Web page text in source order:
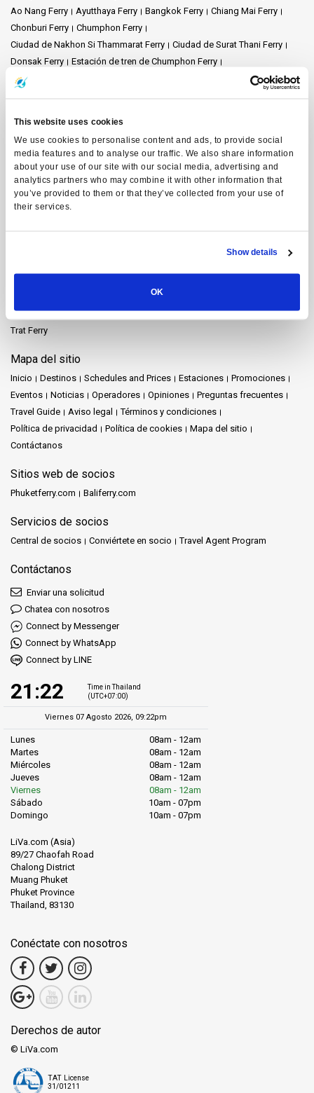
This website uses cookies
We use cookies to personalise content and ads, to provide social
media features and to analyse our traffic. We also share information
about your use of our site with our social media, advertising and
analytics partners who may combine it with other information that
you’ve provided to them or that they’ve collected from your use of
their services.
Show details
OK
Ao Nang Ferry
Ayutthaya Ferry Bangkok Ferry
Chiang Mai Ferry
Chonburi Ferry
Chumphon Ferry
Ciudad de Nakhon Si Thammarat Ferry
Ciudad de Surat Thani Ferry
Donsak Ferry
Estación de tren de Chumphon Ferry
Estación de tren de Surat Thani Ferry
Hua Hin Ferry
Koh Lanta Ferry
Koh Laoliang Ferry
Koh Libong Ferry
Koh Lipe Ferry
Koh Mak Ferry Koh Mook Ferry
Koh Nang Yuan Ferry
Koh Ngai Ferry
Koh Phi Phi Ferry Koh Pu Ferry
Koh Samet Ferry
Koh Tarutao Ferry
Koh Yao Noi Ferry Koh Yao Yai Ferry
Krabi Ferry
Lampang Ferry
Siem Reap Ferry
Surat Thani Ferry
Surat Thani Aeropuerto Ferry Tak Ferry
Trang Ferry
Trat Ferry
Mapa del sitio
Inicio Destinos Schedules and Prices Estaciones
Promociones
Eventos
Noticias Operadores Opiniones
Preguntas frecuentes
Travel Guide
Aviso legal
Términos y condiciones
Política de privacidad
Política de cookies
Mapa del sitio
Contáctanos
Sitios web de socios
Phuketferry.com Baliferry.com
Servicios de socios
Central de socios Conviértete en socio Travel Agent Program
Contáctanos
Enviar una solicitud
Chatea con nosotros
Connect by Messenger
Connect by WhatsApp
Connect by LINE
21:22
Time in Thailand
(UTC+07:00)
Viernes 07 Agosto 2026, 09:22pm
Lunes
08am - 12am
Martes
08am - 12am
Miércoles
08am - 12am
Jueves
08am - 12am
Viernes
08am - 12am
Sábado
10am - 07pm
Domingo
10am - 07pm
LiVa.com (Asia)
89/27 Chaofah Road
Chalong District
Muang Phuket
Phuket Province
Thailand, 83130
Conéctate con nosotros
Derechos de autor
© LiVa.com
TAT License
31/01211